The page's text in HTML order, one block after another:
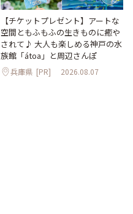
【チケットプレゼント】アートな
空間ともふもふの生きものに癒や
されて♪ 大人も楽しめる神戸の水
族館「átoa」と周辺さんぽ
兵庫県 [PR] 2026.08.07